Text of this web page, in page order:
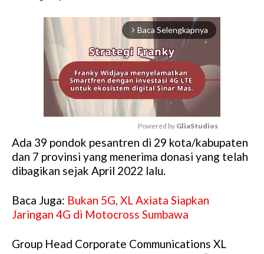
arrow_forward_ios Baca Selengkapnya
M
u
Powered by GliaStudios
Ada 39 pondok pesantren di 29 kota/kabupaten
dan 7 provinsi yang menerima donasi yang telah
dibagikan sejak April 2022 lalu.
Baca Juga: Bukan 5G, XL Axiata Siapkan
Jaringan 4G di Motocross Sumbawa
Group Head Corporate Communications XL